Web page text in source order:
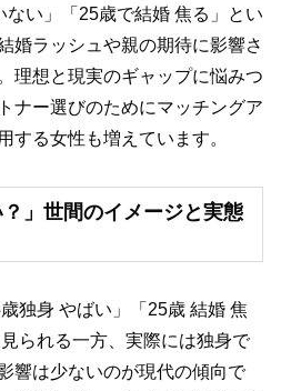
ない」「25歳で結婚 焦る」とい
婚ラッシュや親の期待に影響さ
理想と現実のギャップに悩みつ
ナー選びのためにマッチングア
する女性も増えています。
？」世間のイメージと実態
独身 やばい」「25歳 結婚 焦
られる一方、実際には独身で
響は少ないのが現代の傾向で